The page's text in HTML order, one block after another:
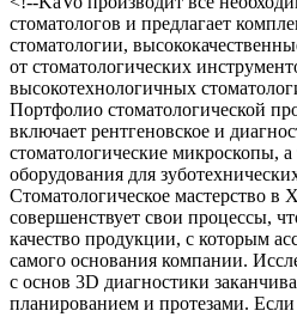
стоматологов и предлагает
стоматологии,
от стоматологических
высокотехнологичных
Портфолио стоматологической
включает рентгеновское и
стоматологические микроскопы,
оборудования для
Стоматологическое мастерство в
совершенствует свои процессы,
качество продукции, с которым
самого основания компании.
с основ 3D диагностики
планированием и протезами. Если